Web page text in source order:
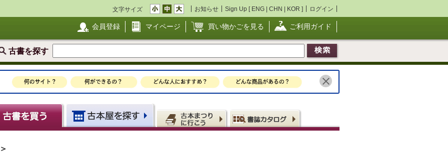
文字サイズ お知らせ Sign Up [ ENG | CHN | KOR ] ログイン
会員登録 マイページ 買い物かごを見る ご利用ガイド
古書を探す